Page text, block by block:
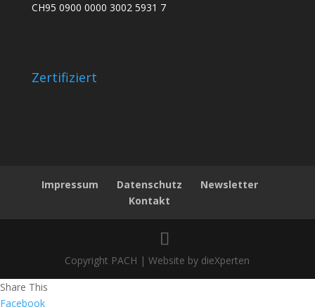
CH95 0900 0000 3002 5931 7
Zertifiziert
Impressum Datenschutz
Newsletter
Kontakt
Copyright PACH | Website by dieXperten
Share This
Facebook